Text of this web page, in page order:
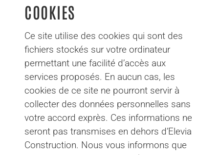
COOKIES
Ce site utilise des cookies qui sont des
fichiers stockés sur votre ordinateur
permettant une facilité d’accès aux
services proposés. En aucun cas, les
cookies de ce site ne pourront servir à
collecter des données personnelles sans
votre accord exprès. Ces informations ne
seront pas transmises en dehors d’Elevia
Construction. Nous vous informons que